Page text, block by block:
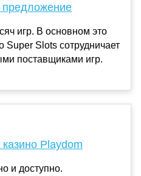
предложение
игр. В основном это
Super Slots сотрудничает
поставщиками игр.
Playdom
и доступно.